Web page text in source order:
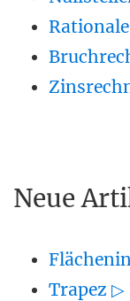
Neue
Trapez ▷